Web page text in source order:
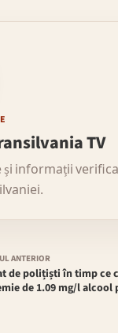
TV
informații
ANTERIOR
de polițiști în timp ce
de 1.09 mg/l